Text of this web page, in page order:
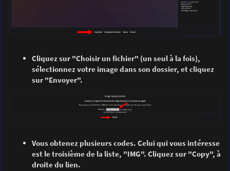
Cliquez sur "Choisir un fichier" (un seul à la fois),
sélectionnez votre image dans son dossier, et cliquez
sur "Envoyer".
Vous obtenez plusieurs codes. Celui qui vous intéresse
est le troisième de la liste, "IMG". Cliquez sur "Copy", à
droite du lien.